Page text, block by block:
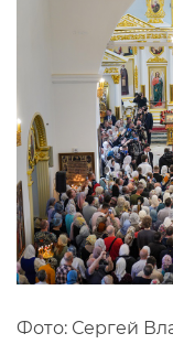
Фото: Сергей